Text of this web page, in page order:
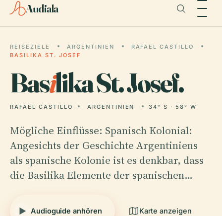
Audiala
REISEZIELE ARGENTINIEN
RAFAEL CASTILLO
BASILIKA ST. JOSEF
Basilika St. Josef.
RAFAEL CASTILLO ARGENTINIEN 34° S · 58° W
Mögliche Einflüsse: Spanisch Kolonial:
Angesichts der Geschichte Argentiniens
als spanische Kolonie ist es denkbar, dass
die Basilika Elemente der spanischen…
Audioguide anhören Karte anzeigen